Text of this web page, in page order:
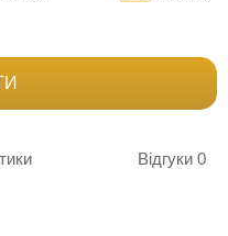
Відгуки 0